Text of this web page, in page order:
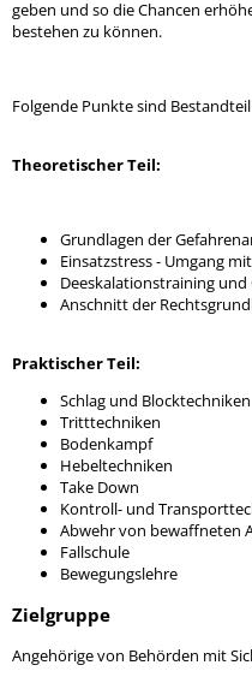
geben und so die Chancen
bestehen zu können.
Folgende Punkte sind
Theoretischer Teil:
Grundlagen der
Einsatzstress - Umgang
Deeskalationstraining
Anschnitt der
Praktischer Teil:
Schlag und Blocktechniken
Tritttechniken
Bodenkampf
Hebeltechniken
Take Down
Kontroll- und
Abwehr von bewaffneten
Fallschule
Bewegungslehre
Zielgruppe
Angehörige von Behörden mit